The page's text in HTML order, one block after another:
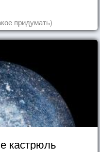
придумать)
кастрюль